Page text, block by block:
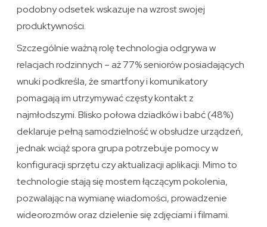
podobny odsetek wskazuje na wzrost swojej
produktywności.
Szczególnie ważną rolę technologia odgrywa w
relacjach rodzinnych – aż 77% seniorów posiadających
wnuki podkreśla, że smartfony i komunikatory
pomagają im utrzymywać częsty kontakt z
najmłodszymi. Blisko połowa dziadków i babć (48%)
deklaruje pełną samodzielność w obsłudze urządzeń,
jednak wciąż spora grupa potrzebuje pomocy w
konfiguracji sprzętu czy aktualizacji aplikacji. Mimo to
technologie stają się mostem łączącym pokolenia,
pozwalając na wymianę wiadomości, prowadzenie
wideorozmów oraz dzielenie się zdjęciami i filmami.